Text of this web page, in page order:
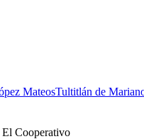
MateosTultitlán de
El Cooperativo